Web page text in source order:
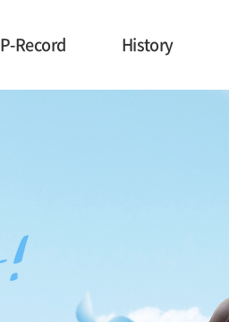
P-Record History